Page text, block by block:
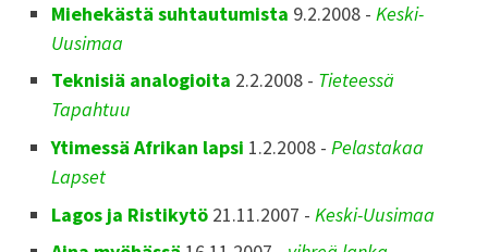
Miehekästä suhtautumista 9.2.2008 -Keski-
Uusimaa
Teknisiä analogioita 2.2.2008 - Tieteessä
Tapahtuu
Ytimessä Afrikan lapsi 1.2.2008 -Pelastakaa
Lapset
Lagos ja Ristikytö 21.11.2007 - Keski-Uusimaa